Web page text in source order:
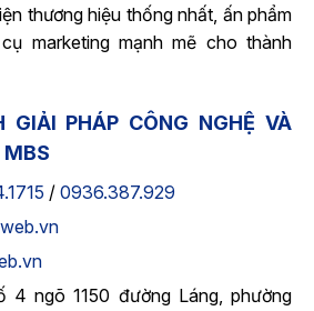
thương hiệu thống nhất, ấn phẩm
marketing mạnh mẽ cho thành
GIẢI PHÁP CÔNG NGHỆ VÀ
MBS
/ 0936.387.929
4 ngõ 1150 đường Láng, phường